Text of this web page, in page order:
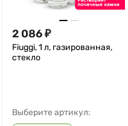
2 086₽
Fiuggi, 1 л, газированная,
стекло
Выберите артикул: